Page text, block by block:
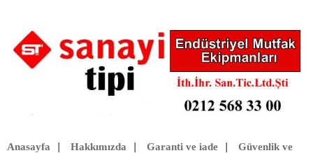
Anasayfa Hakkımızda Garanti ve iade
Güvenlik ve